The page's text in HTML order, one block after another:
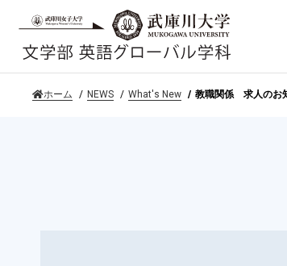
ホーム NEWS What's New 教職関係 求人のお